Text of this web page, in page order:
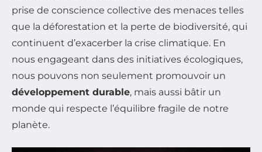
prise de conscience collective des menaces telles
que la déforestation et la perte de biodiversité, qui
continuent d’exacerber la crise climatique. En
nous engageant dans des initiatives écologiques,
nous pouvons non seulement promouvoir un
développement durable, mais aussi bâtir un
monde qui respecte l’équilibre fragile de notre
planète.